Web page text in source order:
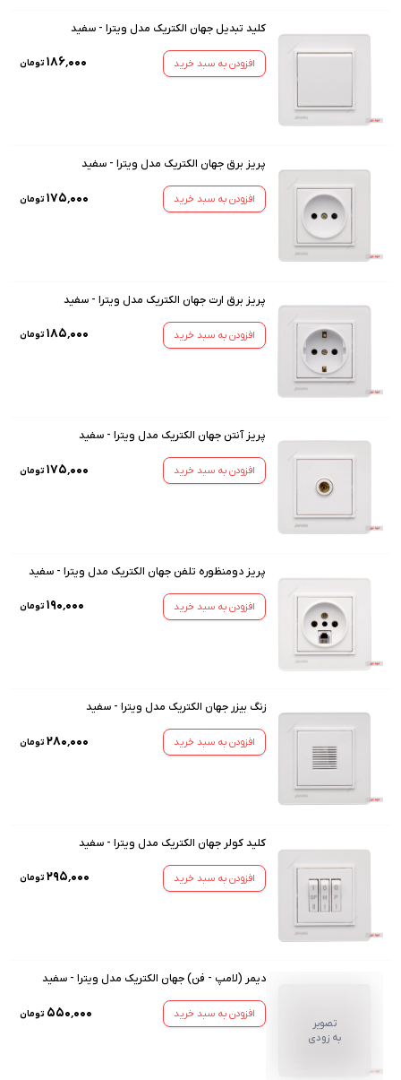
کلید تبدیل جهان الکتریک مدل ویترا - سفید
افزودن به سبد خرید ۱۸۶٬۰۰۰ تومان
پریز برق جهان الکتریک مدل ویترا - سفید
افزودن به سبد خرید ۱۷۵٬۰۰۰ تومان
پریز برق ارت جهان الکتریک مدل ویترا - سفید
افزودن به سبد خرید ۱۸۵٬۰۰۰ تومان
پریز آنتن جهان الکتریک مدل ویترا - سفید
افزودن به سبد خرید ۱۷۵٬۰۰۰ تومان
پریز دومنظوره تلفن جهان الکتریک مدل ویترا - سفید
افزودن به سبد خرید ۱۹۰٬۰۰۰ تومان
زنگ بیزر جهان الکتریک مدل ویترا - سفید
افزودن به سبد خرید ۲۸۰٬۰۰۰ تومان
کلید کولر جهان الکتریک مدل ویترا - سفید
افزودن به سبد خرید ۲۹۵٬۰۰۰ تومان
تصویر
به زودی
دیمر (لامپ - فن) جهان الکتریک مدل ویترا - سفید
افزودن به سبد خرید ۵۵۰٬۰۰۰ تومان